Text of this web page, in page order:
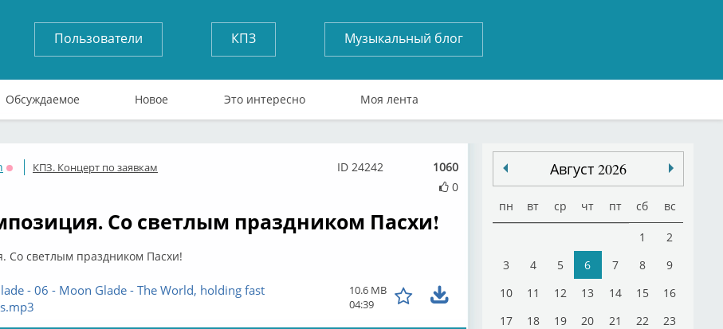
Пользователи КПЗ Музыкальный блог
Обсуждаемое Новое Это интересно Моя лента
Оффлайн
КПЗ. Концерт по заявкам
1060
0
ID 24242
Со светлым праздником Пасхи!
Со светлым праздником Пасхи!
- 06 - Moon Glade - The World, holding fast
10.6 MB
04:39
Август 2026
пн вт ср чт пт сб вс
1
2
3
4 5 6 7 8
9
10
11 12 13 14 15
16
17
18 19 20 21 22
23